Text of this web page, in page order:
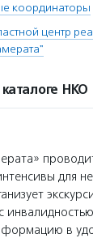
координаторы
центр
НКО
для
в